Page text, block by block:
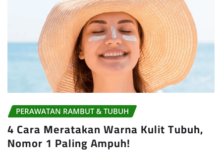
PERAWATAN RAMBUT & TUBUH
4 Cara Meratakan Warna Kulit Tubuh,
Nomor 1 Paling Ampuh!